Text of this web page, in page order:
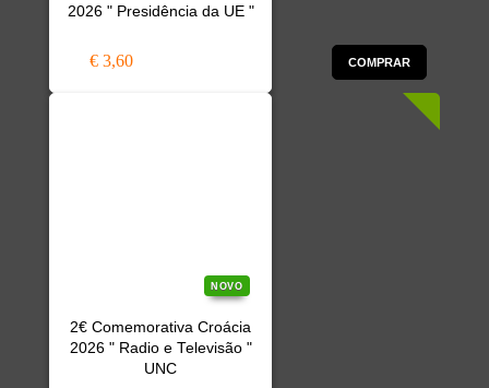
2026 " Presidência da UE "
€ 3,60 COMPRAR
NOVO
2€ Comemorativa Croácia
2026 " Radio e Televisão "
UNC